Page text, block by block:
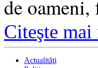
de oameni,
Citeşte
Actualităţi